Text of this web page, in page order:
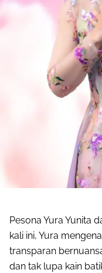
Pesona Yura Yunita
kali ini, Yura
transparan
dan tak lupa kain